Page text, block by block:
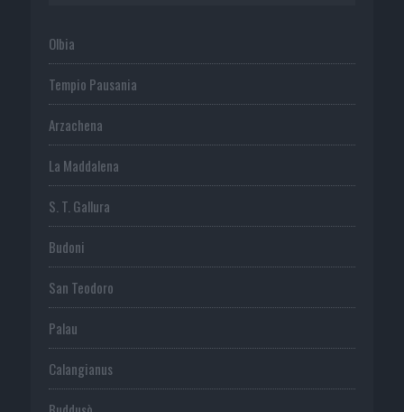
Olbia
Tempio Pausania
Arzachena
La Maddalena
S. T. Gallura
Budoni
San Teodoro
Palau
Calangianus